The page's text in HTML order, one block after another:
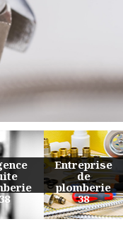
Devis
plomberie
38